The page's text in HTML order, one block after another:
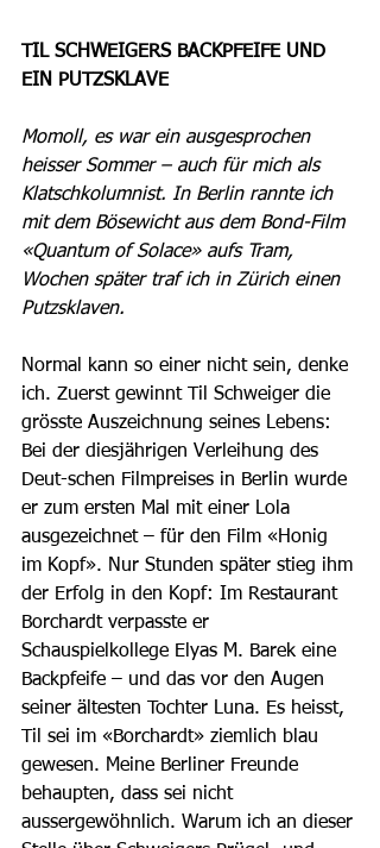
TIL SCHWEIGERS BACKPFEIFE UND
EIN PUTZSKLAVE
Momoll, es war ein ausgesprochen
heisser Sommer – auch für mich als
Klatschkolumnist. In Berlin rannte ich
mit dem Bösewicht aus dem Bond-Film
«Quantum of Solace» aufs Tram,
Wochen später traf ich in Zürich einen
Putzsklaven.
Normal kann so einer nicht sein, denke
ich. Zuerst gewinnt Til Schweiger die
grösste Auszeichnung seines Lebens:
Bei der diesjährigen Verleihung des
Deut-schen Filmpreises in Berlin wurde
er zum ersten Mal mit einer Lola
ausgezeichnet – für den Film «Honig
im Kopf». Nur Stunden später stieg ihm
der Erfolg in den Kopf: Im Restaurant
Borchardt verpasste er
Schauspielkollege Elyas M. Barek eine
Backpfeife – und das vor den Augen
seiner ältesten Tochter Luna. Es heisst,
Til sei im «Borchardt» ziemlich blau
gewesen. Meine Berliner Freunde
behaupten, dass sei nicht
aussergewöhnlich. Warum ich an dieser